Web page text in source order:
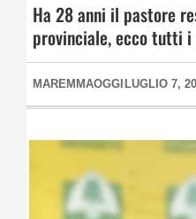
Ha 28 anni il pastore
provinciale, ecco tutti i
MAREMMAOGGI LUGLIO 7,